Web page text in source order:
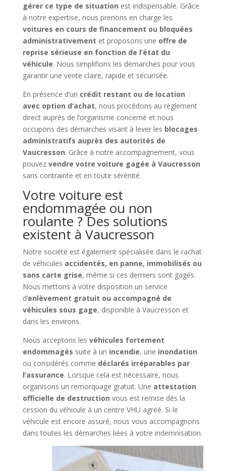
gérer ce type de situation est indispensable. Grâce
à notre expertise, nous prenons en charge les
voitures en cours de financement ou bloquées
administrativement et proposons une offre de
reprise sérieuse en fonction de l’état du
véhicule. Nous simplifions les démarches pour vous
garantir une vente claire, rapide et sécurisée.
En présence d’un crédit restant ou de location
avec option d’achat, nous procédons au règlement
direct auprès de l’organisme concerné et nous
occupons des démarches visant à lever les blocages
administratifs auprès des autorités de
Vaucresson. Grâce à notre accompagnement, vous
pouvez vendre votre voiture gagée à Vaucresson
sans contrainte et en toute sérénité.
Votre voiture est
endommagée ou non
roulante ? Des solutions
existent à Vaucresson
Notre société est également spécialisée dans le rachat
de véhicules accidentés, en panne, immobilisés ou
sans carte grise, même si ces derniers sont gagés.
Nous mettons à votre disposition un service
d’enlèvement gratuit ou accompagné de
véhicules sous gage, disponible à Vaucresson et
dans les environs.
Nous acceptons les véhicules fortement
endommagés suite à un incendie, une inondation
ou considérés comme déclarés irréparables par
l’assurance. Lorsque cela est nécessaire, nous
organisons un remorquage gratuit. Une attestation
officielle de destruction vous est remise dès la
cession du véhicule à un centre VHU agréé. Si le
véhicule est encore assuré, nous vous accompagnons
dans toutes les démarches liées à votre indemnisation.